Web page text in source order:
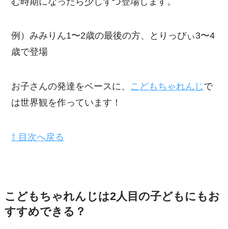
例）みみりん1〜2歳の最後の方、とりっぴぃ3〜4
歳で登場
お子さんの発達をベースに、 こどもちゃれんじで
は世界観を作っています！
⇧ 目次へ戻る
こどもちゃれんじは2人目の子どもにもお
すすめできる？